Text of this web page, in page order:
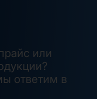
или
ответим в